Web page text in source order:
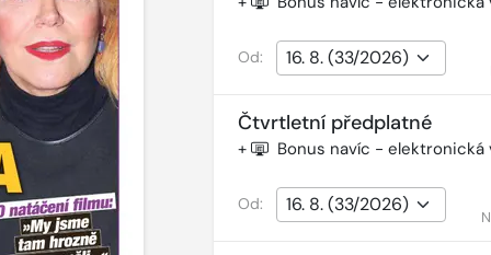
Od:
Čtvrtletní předplatné
+ Bonus navíc - elektronická
Od: